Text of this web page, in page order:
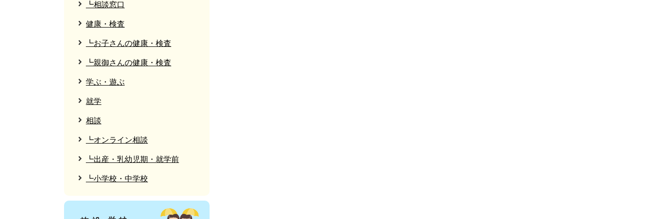
┗相談窓口
健康・検査
┗お子さんの健康・検査
┗親御さんの健康・検査
学ぶ・遊ぶ
就学
相談
┗オンライン相談
┗出産・乳幼児期・就学前
┗小学校・中学校